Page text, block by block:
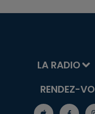
LA RADIO
RENDEZ-